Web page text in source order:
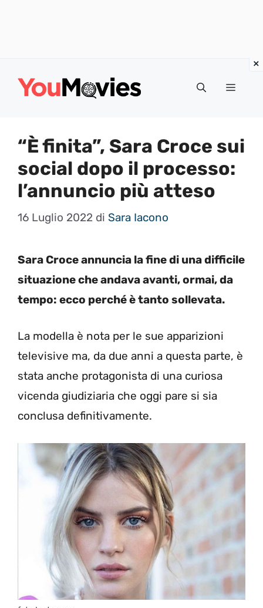
Menu
“È finita”, Sara Croce sui
social dopo il processo:
l’annuncio più atteso
16 Luglio 2022 di Sara Iacono
Sara Croce annuncia la fine di una difficile
situazione che andava avanti, ormai, da
tempo: ecco perché è tanto sollevata.
La modella è nota per le sue apparizioni
televisive ma, da due anni a questa parte, è
stata anche protagonista di una curiosa
vicenda giudiziaria che oggi pare si sia
conclusa definitivamente.